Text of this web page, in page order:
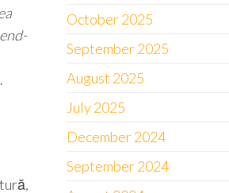
October 2025
September 2025
August 2025
July 2025
December 2024
September 2024